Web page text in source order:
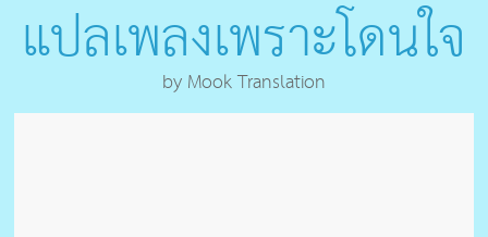
แปลเพลงเพราะโดนใจ
by Mook Translation